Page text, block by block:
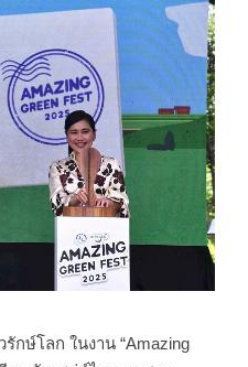
กษ์โลก ในงาน “Amazing